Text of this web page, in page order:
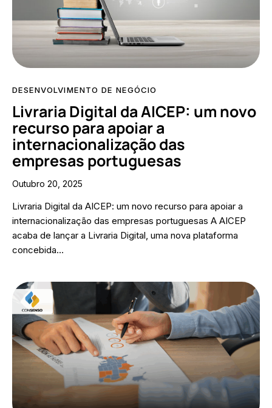
DESENVOLVIMENTO DE NEGÓCIO
Livraria Digital da AICEP: um novo
recurso para apoiar a
internacionalização das
empresas portuguesas
Outubro 20, 2025
Livraria Digital da AICEP: um novo recurso para apoiar a
internacionalização das empresas portuguesas A AICEP
acaba de lançar a Livraria Digital, uma nova plataforma
concebida…